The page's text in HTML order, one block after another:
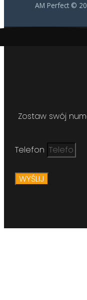
AM Perfect ©
Zostaw swój
Telefon
WYŚLIJ